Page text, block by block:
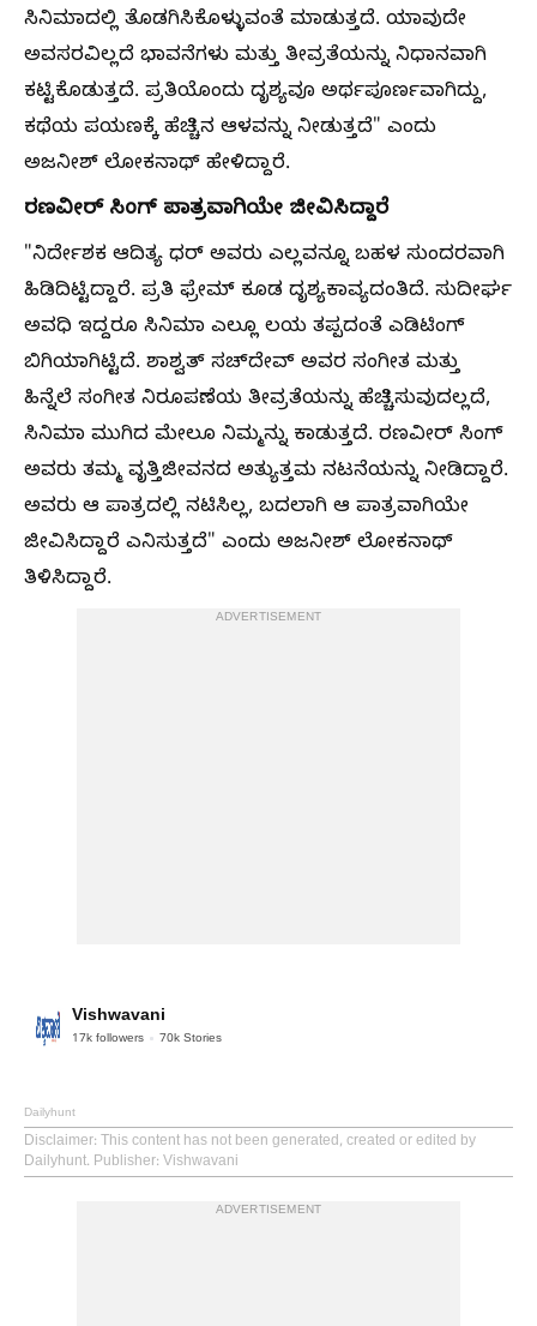
ಸಿನಿಮಾದಲ್ಲಿ ತೊಡಗಿಸಿಕೊಳ್ಳುವಂತೆ ಮಾಡುತ್ತದೆ. ಯಾವುದೇ
ಅವಸರವಿಲ್ಲದೆ ಭಾವನೆಗಳು ಮತ್ತು ತೀವ್ರತೆಯನ್ನು ನಿಧಾನವಾಗಿ
ಕಟ್ಟಿಕೊಡುತ್ತದೆ. ಪ್ರತಿಯೊಂದು ದೃಶ್ಯವೂ ಅರ್ಥಪೂರ್ಣವಾಗಿದ್ದು,
ಕಥೆಯ ಪಯಣಕ್ಕೆ ಹೆಚ್ಚಿನ ಆಳವನ್ನು ನೀಡುತ್ತದೆ" ಎಂದು
ಅಜನೀಶ್‌ ಲೋಕನಾಥ್‌ ಹೇಳಿದ್ದಾರೆ.
ರಣವೀರ್‌ ಸಿಂಗ್‌ ಪಾತ್ರವಾಗಿಯೇ ಜೀವಿಸಿದ್ದಾರೆ
"ನಿರ್ದೇಶಕ ಆದಿತ್ಯ ಧರ್ ಅವರು ಎಲ್ಲವನ್ನೂ ಬಹಳ ಸುಂದರವಾಗಿ
ಹಿಡಿದಿಟ್ಟಿದ್ದಾರೆ.‌ ಪ್ರತಿ ಫ್ರೇಮ್ ಕೂಡ ದೃಶ್ಯಕಾವ್ಯದಂತಿದೆ. ಸುದೀರ್ಘ
ಅವಧಿ ಇದ್ದರೂ ಸಿನಿಮಾ ಎಲ್ಲೂ ಲಯ ತಪ್ಪದಂತೆ ಎಡಿಟಿಂಗ್
ಬಿಗಿಯಾಗಿಟ್ಟಿದೆ. ಶಾಶ್ವತ್ ಸಚ್​ದೇವ್ ಅವರ ಸಂಗೀತ ಮತ್ತು
ಹಿನ್ನೆಲೆ ಸಂಗೀತ ನಿರೂಪಣೆಯ ತೀವ್ರತೆಯನ್ನು ಹೆಚ್ಚಿಸುವುದಲ್ಲದೆ,
ಸಿನಿಮಾ ಮುಗಿದ ಮೇಲೂ ನಿಮ್ಮನ್ನು ಕಾಡುತ್ತದೆ. ರಣವೀರ್‌ ಸಿಂಗ್
ಅವರು ತಮ್ಮ ವೃತ್ತಿಜೀವನದ ಅತ್ಯುತ್ತಮ ನಟನೆಯನ್ನು ನೀಡಿದ್ದಾರೆ.‌
ಅವರು ಆ ಪಾತ್ರದಲ್ಲಿ ನಟಿಸಿಲ್ಲ, ಬದಲಾಗಿ ಆ ಪಾತ್ರವಾಗಿಯೇ
ಜೀವಿಸಿದ್ದಾರೆ ಎನಿಸುತ್ತದೆ" ಎಂದು ಅಜನೀಶ್‌ ಲೋಕನಾಥ್‌
ತಿಳಿಸಿದ್ದಾರೆ.
ADVERTISEMENT
Vishwavani
17k followers 70k Stories
Dailyhunt
Disclaimer: This content has not been generated, created or edited by
Dailyhunt. Publisher: Vishwavani
ADVERTISEMENT